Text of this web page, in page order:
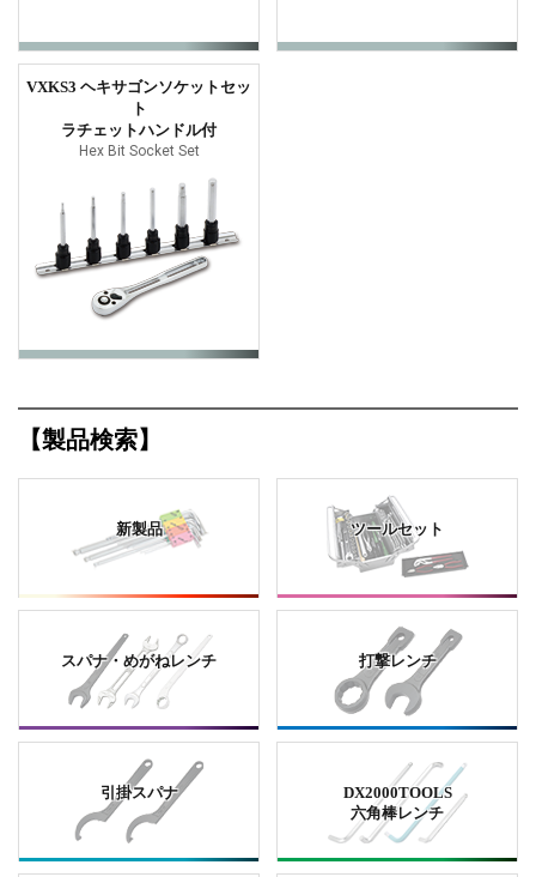
VXKS3 ヘキサゴンソケットセッ
ト
ラチェットハンドル付
Hex Bit Socket Set
【製品検索】
新製品 ツールセット
スパナ・めがねレンチ 打撃レンチ
引掛スパナ
DX2000TOOLS
六角棒レンチ